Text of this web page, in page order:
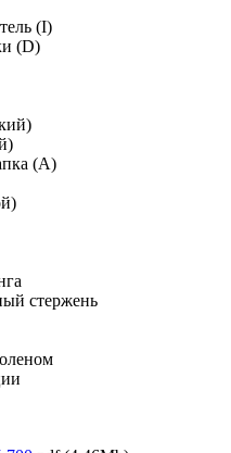
(I)
(D)
(А)
стержень